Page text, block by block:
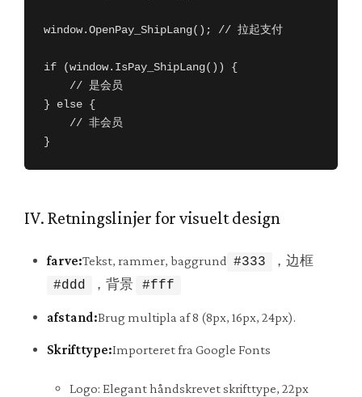
window.OpenPay_ShipLang(); // 拉起支付
if (window.IsPay_ShipLang()) {
    // 是会员
} else {
    // 非会员
}
IV. Retningslinjer for visuelt design
farve:Tekst, rammer, baggrund #333 ，边框
#ddd ，背景 #fff
afstand:Brug multipla af 8 (8px, 16px, 24px).
Skrifttype:Importeret fra Google Fonts
Logo: Elegant håndskrevet skrifttype, 22px